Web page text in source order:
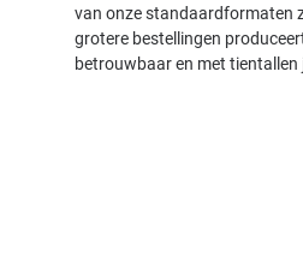
van onze standaardformaten
grotere bestellingen
betrouwbaar en met tientallen